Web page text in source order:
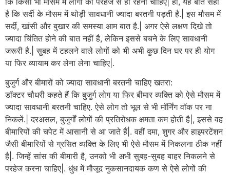
है कि सर्दी के मौसम में थोड़ी सावधानी ज्यादा बरतनी पड़ती है.| इस मौसम में
सर्दी, खांसी और बुखार की समस्या आम बात है.| अगर ऐसे लक्षण दिखे तो
ज्यादा चिंतित होने की बात नहीं है, लेकिन इससे बचने के लिए सावधानी
जरूरी है.| सुबह में टहलने वाले लोगों को भी अभी कुछ दिन घर पर ही योग
या फिर व्यायाम कर लेना लेना चाहिए|.
बुजुर्ग और बीमारों को ज्यादा सावधानी बरतनी चाहिए खतरा:
डॉक्टर चौधरी कहते हैं कि बुजुर्ग लोग या फिर बीमार व्यक्ति को ऐसे मौसम में
ज्यादा सावधानी बरतनी चाहिए. ऐसे लोग तो भूल से भी मॉर्निंग वॉक पर ना
निकलें.| दरअसल, बुजुर्गों लोगों की प्रतिरोधक क्षमता कम होती है|, इससे वह
बीमारियों की चपेट में आसानी से आ जाते हैं|. वहीं दमा, शुगर और हाइपरटेंशन
जैसी बीमारियों से ग्रसित व्यक्ति के लिए भी ऐसे मौसम में निकलना ठीक नहीं
है|. जिन्हें सांस की बीमारी है, उनको भी अभी सुबह-सुबह बाहर निकलने से
परहेज करना चाहिए|. धुंध में मौजूद नुकसानदायक कण से ऐसे लोगों की